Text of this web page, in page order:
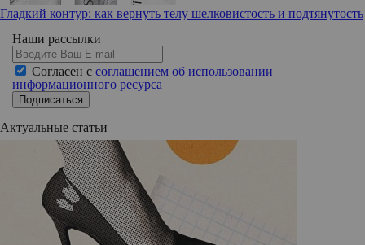
Гладкий контур: как вернуть телу шелковистость и подтянутость
Наши рассылки
Согласен с соглашением об использовании
информационного ресурса
Подписаться
Актуальные статьи